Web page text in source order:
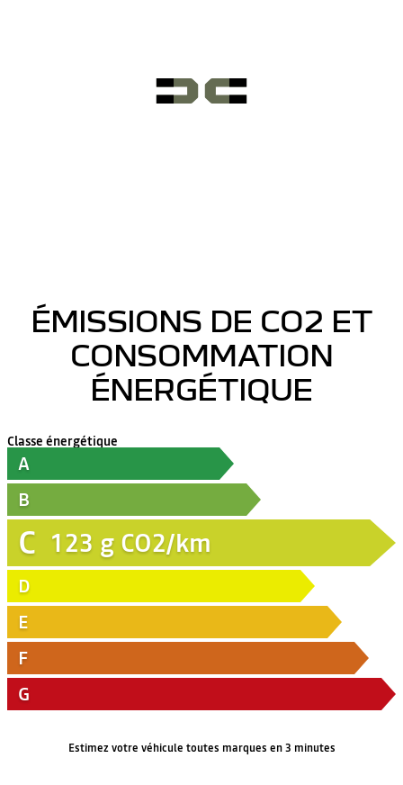
ÉMISSIONS DE CO2 ET
CONSOMMATION
ÉNERGÉTIQUE
Classe énergétique
A
B
C 123 g CO2/km
D
E
F
G
Estimez votre véhicule toutes marques en 3 minutes